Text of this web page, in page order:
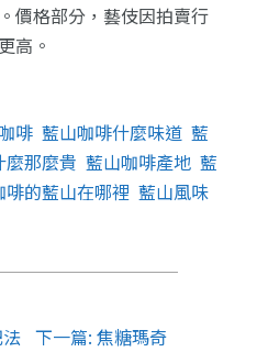
價格部分，藝伎因拍賣行
高。
啡 藍山咖啡什麼味道 藍
麼那麼貴 藍山咖啡產地 藍
啡的藍山在哪裡 藍山風味
下一篇:焦糖瑪奇